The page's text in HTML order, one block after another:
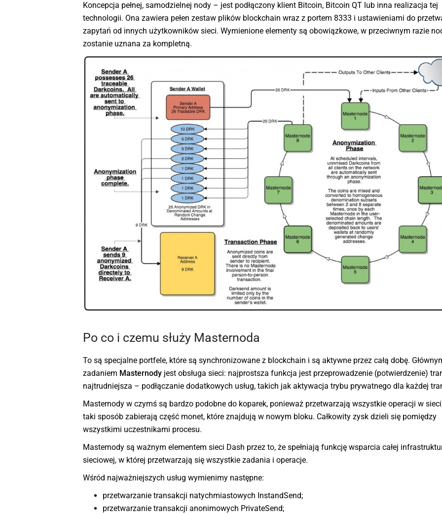
Koncepcja pełnej, samodzielnej nody – jest podłączony klient Bitcoin, Bitcoin QT lub inna realizacja tej
technologii. Ona zawiera pełen zestaw plików blockchain wraz z portem 8333 i ustawieniami do
zapytań od innych użytkowników sieci. Wymienione elementy są obowiązkowe, w przeciwnym razie
zostanie uznana za kompletną.
Po co i czemu służy Masternoda
To są specjalne portfele, które są synchronizowane z blockchain i są aktywne przez całą dobę.
zadaniem Masternody jest obsługa sieci: najprostsza funkcja jest przeprowadzenie (potwierdzenie)
najtrudniejsza – podłączanie dodatkowych usług, takich jak aktywacja trybu prywatnego dla każdej
Masternody w czymś są bardzo podobne do koparek, ponieważ przetwarzają wszystkie operacji w
taki sposób zabierają część monet, które znajdują w nowym bloku. Całkowity zysk dzieli się pomiędzy
wszystkimi uczestnikami procesu.
Masternody są ważnym elementem sieci Dash przez to, że spełniają funkcję wsparcia całej
sieciowej, w której przetwarzają się wszystkie zadania i operacje.
Wśród najważniejszych usług wymienimy następne:
przetwarzanie transakcji natychmiastowych InstandSend;
przetwarzanie transakcji anonimowych PrivateSend;